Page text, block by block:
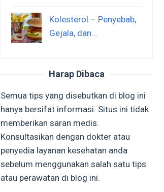
Kolesterol – Penyebab,
Gejala, dan…
Harap Dibaca
Semua tips yang disebutkan di blog ini
hanya bersifat informasi. Situs ini tidak
memberikan saran medis.
Konsultasikan dengan dokter atau
penyedia layanan kesehatan anda
sebelum menggunakan salah satu tips
atau perawatan di blog ini.